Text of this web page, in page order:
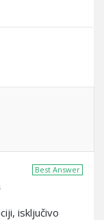
Best Answer
isključivo